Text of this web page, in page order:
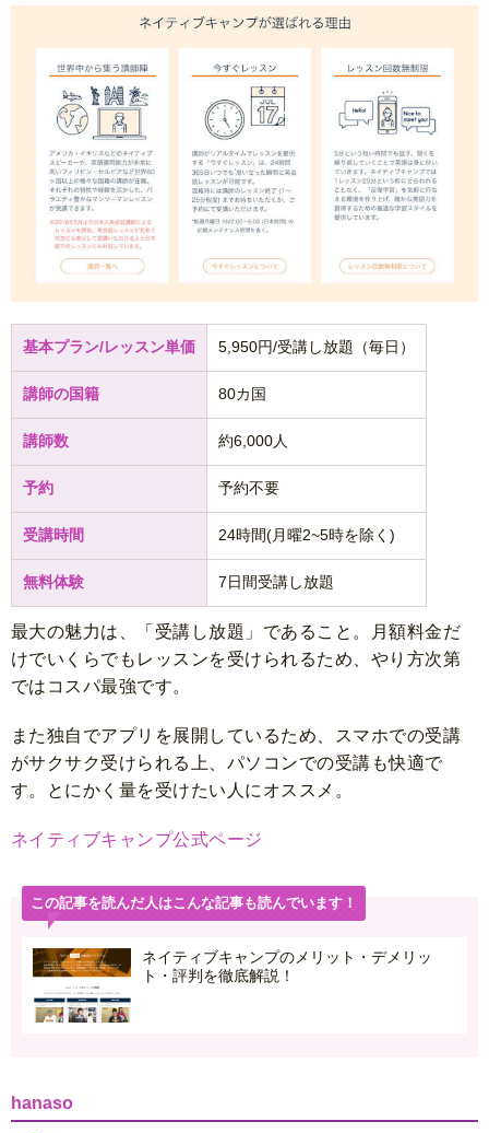
基本プラン/レッスン単価 5,950円/受講し放題（毎日）
講師の国籍 80カ国
講師数 約6,000人
予約 予約不要
受講時間 24時間(月曜2~5時を除く)
無料体験 7日間受講し放題
最大の魅力は、「受講し放題」であること。月額料金だ
けでいくらでもレッスンを受けられるため、やり方次第
ではコスパ最強です。
また独自でアプリを展開しているため、スマホでの受講
がサクサク受けられる上、パソコンでの受講も快適で
す。とにかく量を受けたい人にオススメ。
ネイティブキャンプ公式ページ
この記事を読んだ人はこんな記事も読んでいます！
ネイティブキャンプのメリット・デメリッ
ト・評判を徹底解説！
hanaso